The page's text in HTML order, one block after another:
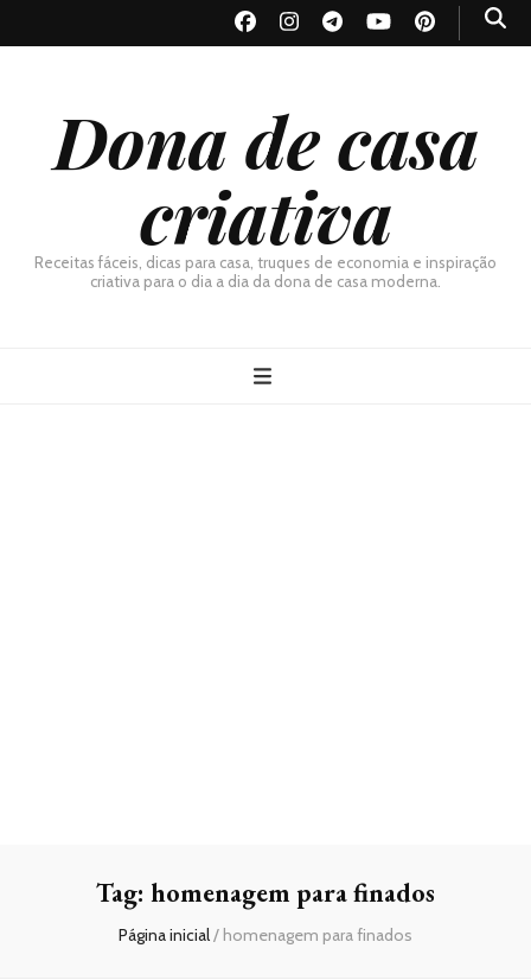
Dona de casa
criativa
Receitas fáceis, dicas para casa, truques de economia e inspiração
criativa para o dia a dia da dona de casa moderna.
Tag: homenagem para finados
Página inicial/ homenagem para finados